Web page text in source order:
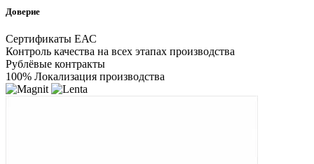
Доверие
Сертификаты ЕАС
Контроль качества на всех этапах производства
Рублёвые контракты
100% Локализация производства